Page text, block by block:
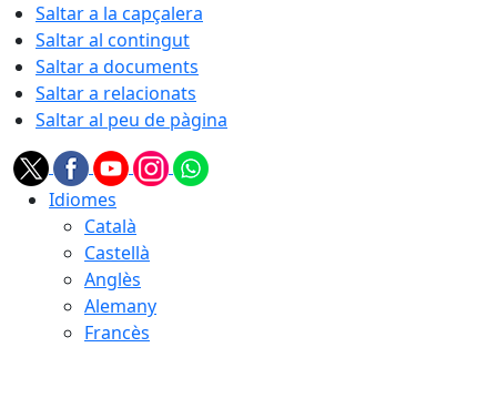
Saltar a la capçalera
Saltar al contingut
Saltar a documents
Saltar a relacionats
Saltar al peu de pàgina
Idiomes
Català
Castellà
Anglès
Alemany
Francès